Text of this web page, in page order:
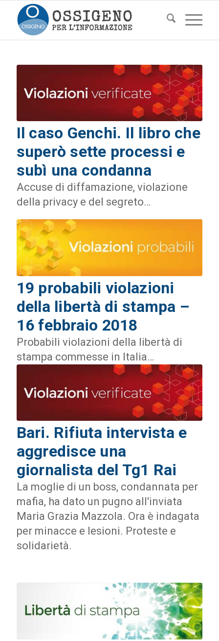
Il caso Genchi. Il libro che
superò sette processi e
subì una condanna
Accuse di diffamazione, violazione
della privacy e del segreto…
19 probabili violazioni
della libertà di stampa –
16 febbraio 2018
Probabili violazioni della libertà di
stampa commesse in Italia…
Bari. Rifiuta intervista e
aggredisce una
giornalista del Tg1 Rai
La moglie di un boss, condannata per
mafia, ha dato un pugno all'inviata
Maria Grazia Mazzola. Ora è indagata
per minacce e lesioni. Proteste e
solidarietà.